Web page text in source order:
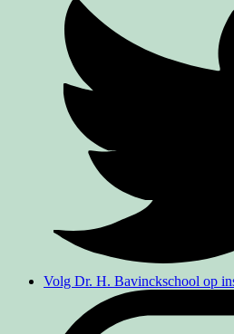
Volg Dr. H. Bavinckschool op